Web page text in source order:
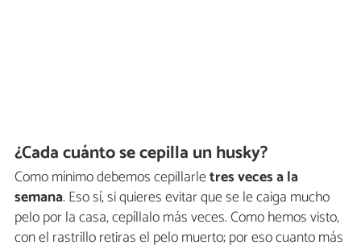
¿Cada cuánto se cepilla un husky?
Como mínimo debemos cepillarletres veces a la
semana. Eso sí, si quieres evitar que se le caiga mucho
pelo por la casa, cepíllalo más veces. Como hemos visto,
con el rastrillo retiras el pelo muerto; por eso cuanto más